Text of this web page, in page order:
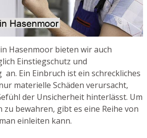
Hasenmoor bieten wir auch
Einstiegschutz und
Ein Einbruch ist ein schreckliches
materielle Schäden verursacht,
der Unsicherheit hinterlässt. Um
zu bewahren, gibt es eine Reihe von
einleiten kann.